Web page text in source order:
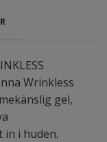
Wrinkless
gel,
i huden.